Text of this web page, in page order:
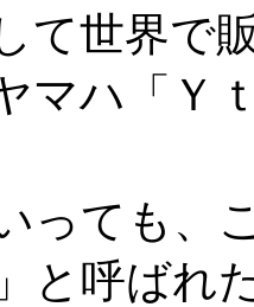
て世界で
マハ「Ｙ
っても、
と呼ばれ